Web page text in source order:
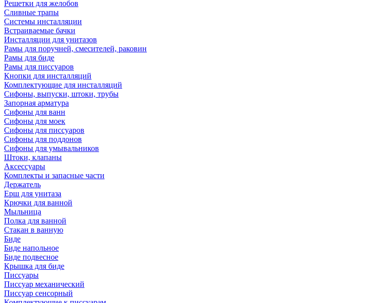
Решетки для желобов
Сливные трапы
Системы инсталляции
Встраиваемые бачки
Инсталляции для унитазов
Рамы для поручней, смесителей, раковин
Рамы для биде
Рамы для писсуаров
Кнопки для инсталляций
Комплектующие для инсталляций
Сифоны, выпуски, штоки, трубы
Запорная арматура
Сифоны для ванн
Сифоны для моек
Сифоны для писсуаров
Сифоны для поддонов
Сифоны для умывальников
Штоки, клапаны
Аксессуары
Комплекты и запасные части
Держатель
Ерш для унитаза
Крючки для ванной
Мыльница
Полка для ванной
Стакан в ванную
Биде
Биде напольное
Биде подвесное
Крышка для биде
Писсуары
Писсуар механический
Писсуар сенсорный